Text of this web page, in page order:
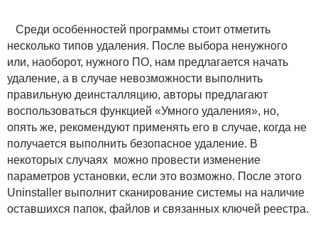
Среди особенностей программы стоит отметить
несколько типов удаления. После выбора ненужного
или, наоборот, нужного ПО, нам предлагается начать
удаление, а в случае невозможности выполнить
правильную деинсталляцию, авторы предлагают
воспользоваться функцией «Умного удаления», но,
опять же, рекомендуют применять его в случае, когда не
получается выполнить безопасное удаление. В
некоторых случаях можно провести изменение
параметров установки, если это возможно. После этого
Uninstaller выполнит сканирование системы на наличие
оставшихся папок, файлов и связанных ключей реестра.